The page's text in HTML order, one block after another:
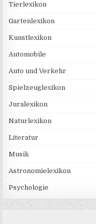
Tierlexikon
Gartenlexikon
Kunstlexikon
Automobile
Auto und Verkehr
Spielzeuglexikon
Juralexikon
Naturlexikon
Literatur
Musik
Astronomielexikon
Psychologie